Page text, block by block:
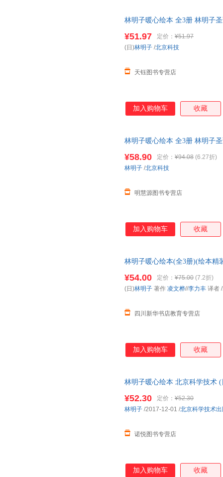
林明子暖心绘本 全3册 林明子
¥51.97 定价： ¥51.97
天钰图书专营店
(日)林明子 /北京科技
加入购物车 收藏
林明子暖心绘本 全3册 林明子
¥58.90 定价： ¥94.08 (6.27折)
明慧源图书专营店
林明子 /北京科技
加入购物车 收藏
林明子暖心绘本(全3册)(绘本精
就要跟家人朋友分享爱和快乐
《我的裤子飞走了》
¥54.00 定价： ¥75.00 (7.2折)
四川新华书店教育专营店
(日)林明子 著作 凌文桦//李力丰 译者
加入购物车 收藏
林明子暖心绘本 北京科学技术
¥52.30 定价： ¥52.30
诺悦图书专营店
林明子 /2017-12-01 /北京科学技术
加入购物车 收藏